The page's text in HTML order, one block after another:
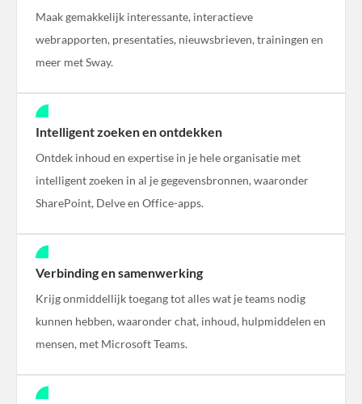
Maak gemakkelijk interessante, interactieve
webrapporten, presentaties, nieuwsbrieven, trainingen en
meer met Sway.
Intelligent zoeken en ontdekken
Ontdek inhoud en expertise in je hele organisatie met
intelligent zoeken in al je gegevensbronnen, waaronder
SharePoint, Delve en Office-apps.
Verbinding en samenwerking
Krijg onmiddellijk toegang tot alles wat je teams nodig
kunnen hebben, waaronder chat, inhoud, hulpmiddelen en
mensen, met Microsoft Teams.